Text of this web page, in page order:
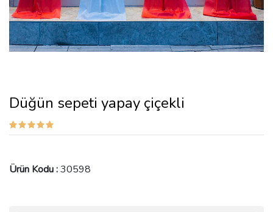
Düğün sepeti yapay çiçekli
Ürün Kodu :30598